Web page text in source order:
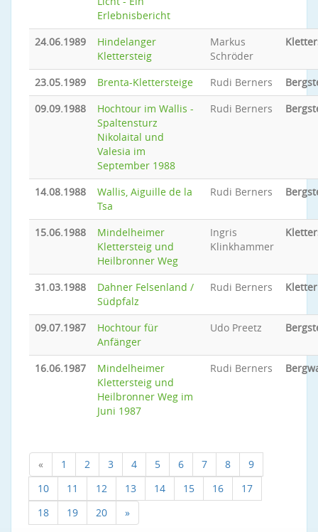
Erlebnisbericht
24.06.1989
Hindelanger
Klettersteig
Markus
Schröder
23.05.1989 Brenta-Klettersteige Rudi Berners
09.09.1988
Hochtour im Wallis -
Spaltensturz
Nikolaital und
Valesia im
September 1988
Rudi Berners
14.08.1988
Wallis, Aiguille de la
Tsa
Rudi Berners
15.06.1988
Mindelheimer
Klettersteig und
Heilbronner Weg
Ingris
Klinkhammer
31.03.1988
Dahner Felsenland /
Südpfalz
Rudi Berners
09.07.1987
Hochtour für
Anfänger
Udo Preetz
16.06.1987
Mindelheimer
Klettersteig und
Heilbronner Weg im
Juni 1987
Rudi Berners
« 1 2 3 4 5 6 7 8
9
10
11 12 13 14 15 16
17
18
19 20 »